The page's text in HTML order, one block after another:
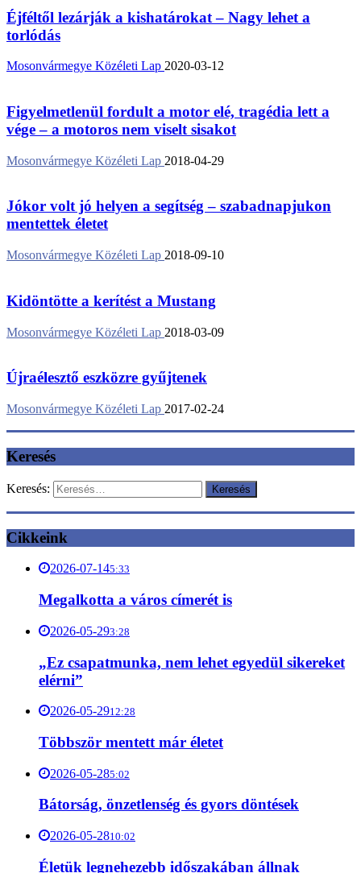
Éjféltől lezárják a kishatárokat – Nagy lehet a
torlódás
Mosonvármegye Közéleti Lap 2020-03-12
Figyelmetlenül fordult a motor elé, tragédia lett a
vége – a motoros nem viselt sisakot
Mosonvármegye Közéleti Lap 2018-04-29
Jókor volt jó helyen a segítség – szabadnapjukon
mentettek életet
Mosonvármegye Közéleti Lap 2018-09-10
Kidöntötte a kerítést a Mustang
Mosonvármegye Közéleti Lap 2018-03-09
Újraélesztő eszközre gyűjtenek
Mosonvármegye Közéleti Lap 2017-02-24
Keresés
Keresés:
Cikkeink
2026-07-145:33
Megalkotta a város címerét is
2026-05-293:28
„Ez csapatmunka, nem lehet egyedül sikereket
elérni”
2026-05-2912:28
Többször mentett már életet
2026-05-285:02
Bátorság, önzetlenség és gyors döntések
2026-05-2810:02
Életük legnehezebb időszakában állnak